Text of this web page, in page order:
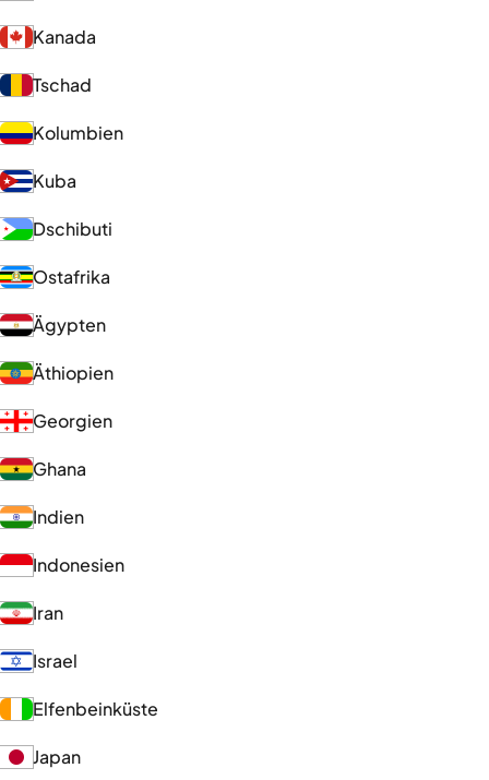
Kanada
Tschad
Kolumbien
Kuba
Dschibuti
Ostafrika
Ägypten
Äthiopien
Georgien
Ghana
Indien
Indonesien
Iran
Israel
Elfenbeinküste
Japan